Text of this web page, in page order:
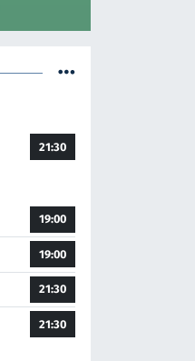
21:30
19:00
19:00
21:30
21:30